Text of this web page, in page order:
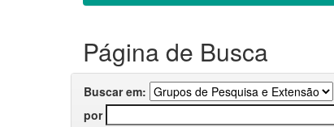
Página de Busca
Buscar em:
por